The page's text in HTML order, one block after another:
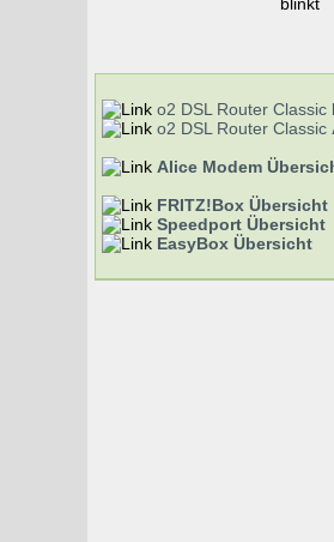
o2 DSL Router Classic
o2 DSL Router Classic
Alice Modem
FRITZ!Box Übersicht
Speedport Übersicht
EasyBox Übersicht